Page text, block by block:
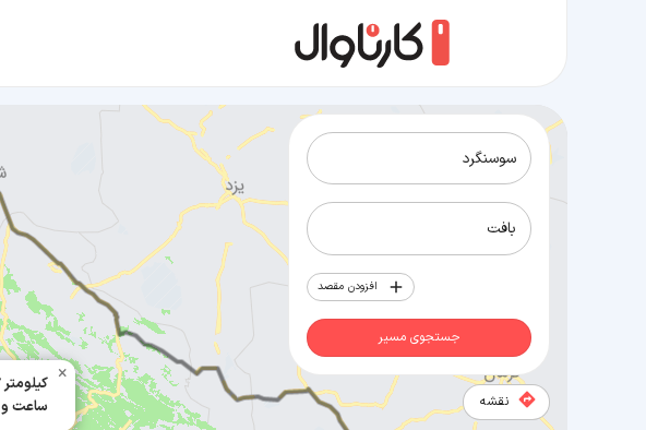
1107 کیلومتر
14 ساعت و 44 دقیقه
×
افزودن مقصد
جستجوی مسیر
نقشه